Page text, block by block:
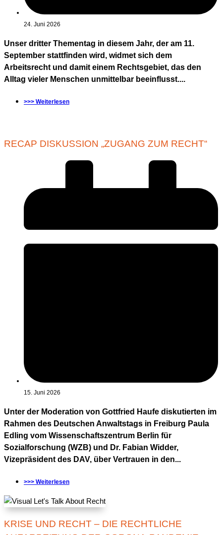
24. Juni 2026
Unser dritter Thementag in diesem Jahr, der am 11.
September stattfinden wird, widmet sich dem
Arbeitsrecht und damit einem Rechtsgebiet, das den
Alltag vieler Menschen unmittelbar beeinflusst....
>>> Weiterlesen
RECAP DISKUSSION „ZUGANG ZUM RECHT“
15. Juni 2026
Unter der Moderation von Gottfried Haufe diskutierten im
Rahmen des Deutschen Anwaltstags in Freiburg Paula
Edling vom Wissenschaftszentrum Berlin für
Sozialforschung (WZB) und Dr. Fabian Widder,
Vizepräsident des DAV, über Vertrauen in den...
>>> Weiterlesen
KRISE UND RECHT – DIE RECHTLICHE